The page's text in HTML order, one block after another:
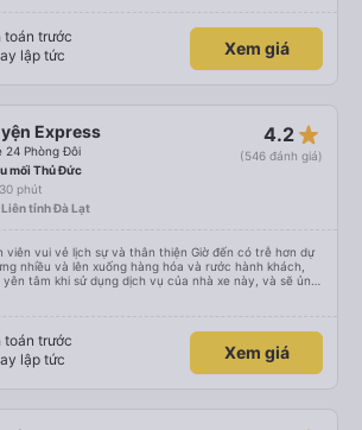
chúng tôi dậy và đảm bảo chúng tôi đã sẵn sàng.
trải nghiệm tốt. Mỗi giường đều có gối và chăn, và đủ
1 trẻ em nằm thoải mái.
toán trước
lập tức
Xem giá
Express
24 Phòng Đôi
4.2 star_rate
(546 đánh giá)
mối Thủ Đức
phút
Liên tỉnh Đà Lạt
viên vui vẻ lịch sự và thân thiện Giờ đến có trễ hơn dự
nhiều và lên xuống hàng hóa và rước hành khách,
tâm khi sử dụng dịch vụ của nhà xe này, và sẽ ủng
thân sử dụng dịch vụ của nhà xe này
toán trước
lập tức
Xem giá